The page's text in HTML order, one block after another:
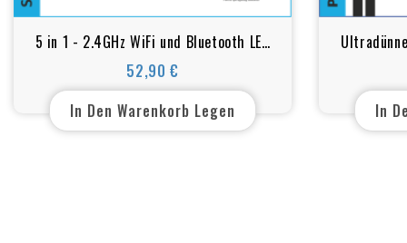
5 in 1 - 2.4GHz WiFi und Bluetooth LED
Controller Steuersystem für
Schwimmbadbeleuchtung RGB - RGB+W
+ Fernsteuerung
52,90 €
Preis
In Den Warenkorb Legen In